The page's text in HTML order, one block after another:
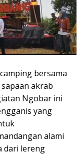
bersama
akrab
Ngobar ini
yang
alami
dari lereng